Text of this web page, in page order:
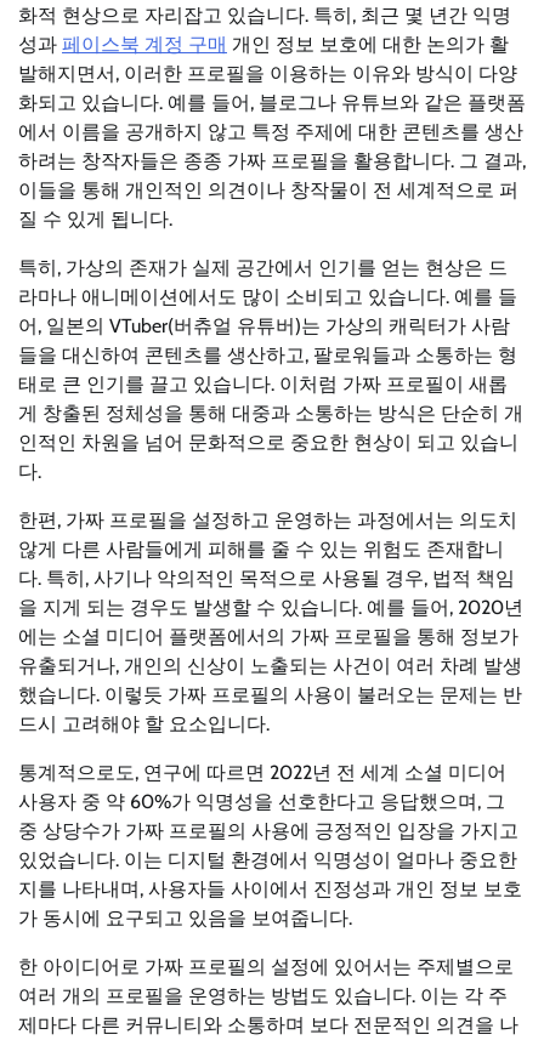
화적 현상으로 자리잡고 있습니다. 특히, 최근 몇 년간 익명
성과 페이스북 계정 구매 개인 정보 보호에 대한 논의가 활
발해지면서, 이러한 프로필을 이용하는 이유와 방식이 다양
화되고 있습니다. 예를 들어, 블로그나 유튜브와 같은 플랫폼
에서 이름을 공개하지 않고 특정 주제에 대한 콘텐츠를 생산
하려는 창작자들은 종종 가짜 프로필을 활용합니다. 그 결과,
이들을 통해 개인적인 의견이나 창작물이 전 세계적으로 퍼
질 수 있게 됩니다.
특히, 가상의 존재가 실제 공간에서 인기를 얻는 현상은 드
라마나 애니메이션에서도 많이 소비되고 있습니다. 예를 들
어, 일본의 VTuber(버츄얼 유튜버)는 가상의 캐릭터가 사람
들을 대신하여 콘텐츠를 생산하고, 팔로워들과 소통하는 형
태로 큰 인기를 끌고 있습니다. 이처럼 가짜 프로필이 새롭
게 창출된 정체성을 통해 대중과 소통하는 방식은 단순히 개
인적인 차원을 넘어 문화적으로 중요한 현상이 되고 있습니
다.
한편, 가짜 프로필을 설정하고 운영하는 과정에서는 의도치
않게 다른 사람들에게 피해를 줄 수 있는 위험도 존재합니
다. 특히, 사기나 악의적인 목적으로 사용될 경우, 법적 책임
을 지게 되는 경우도 발생할 수 있습니다. 예를 들어, 2020년
에는 소셜 미디어 플랫폼에서의 가짜 프로필을 통해 정보가
유출되거나, 개인의 신상이 노출되는 사건이 여러 차례 발생
했습니다. 이렇듯 가짜 프로필의 사용이 불러오는 문제는 반
드시 고려해야 할 요소입니다.
통계적으로도, 연구에 따르면 2022년 전 세계 소셜 미디어
사용자 중 약 60%가 익명성을 선호한다고 응답했으며, 그
중 상당수가 가짜 프로필의 사용에 긍정적인 입장을 가지고
있었습니다. 이는 디지털 환경에서 익명성이 얼마나 중요한
지를 나타내며, 사용자들 사이에서 진정성과 개인 정보 보호
가 동시에 요구되고 있음을 보여줍니다.
한 아이디어로 가짜 프로필의 설정에 있어서는 주제별으로
여러 개의 프로필을 운영하는 방법도 있습니다. 이는 각 주
제마다 다른 커뮤니티와 소통하며 보다 전문적인 의견을 나